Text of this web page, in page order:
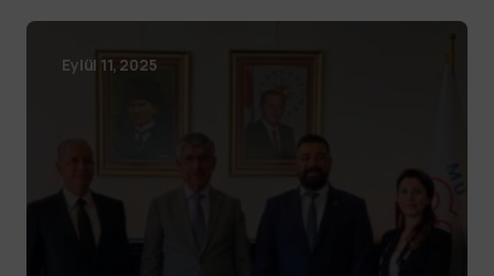
Eylül 11, 2025